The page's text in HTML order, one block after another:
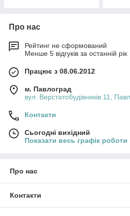
Про нас
Рейтинг не сформований
Менше 5 відгуків за останній рік
Працює з 08.06.2012
м. Павлоград
вул. Верстатобудівників 11,
Контакти
Сьогодні вихідний
Показати весь графік роботи
Про нас
Контакти